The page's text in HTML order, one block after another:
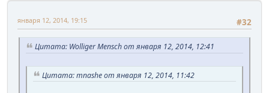
#32
января 12, 2014, 19:15
Цитата: Wolliger Mensch от января 12, 2014, 12:41
Цитата: mnashe от января 12, 2014, 11:42